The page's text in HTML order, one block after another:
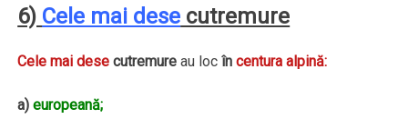
6) Cele mai dese cutremure
Cele mai dese cutremure au locîncentura alpină:
a)europeană;